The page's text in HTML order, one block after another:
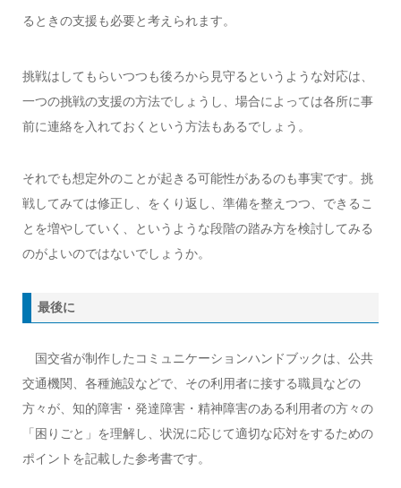
るときの支援も必要と考えられます。
挑戦はしてもらいつつも後ろから見守るというような対応は、
一つの挑戦の支援の方法でしょうし、場合によっては各所に事
前に連絡を入れておくという方法もあるでしょう。
それでも想定外のことが起きる可能性があるのも事実です。挑
戦してみては修正し、をくり返し、準備を整えつつ、できるこ
とを増やしていく、というような段階の踏み方を検討してみる
のがよいのではないでしょうか。
最後に
国交省が制作したコミュニケーションハンドブックは、公共
交通機関、各種施設などで、その利用者に接する職員などの
方々が、知的障害・発達障害・精神障害のある利用者の方々の
「困りごと」を理解し、状況に応じて適切な応対をするための
ポイントを記載した参考書です。